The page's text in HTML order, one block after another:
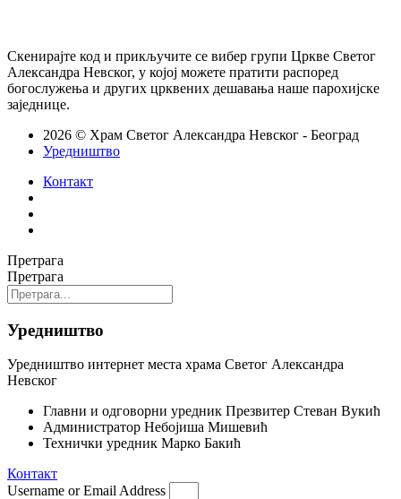
Скенирајте код и прикључите се вибер групи Цркве Светог
Александра Невског, у којој можете пратити распоред
богослужења и других црквених дешавања наше парохијске
заједнице.
2026 © Храм Светог Александра Невског - Београд
Уредништво
Контакт
Претрага
Претрага
Уредништво
Уредништво интернет места храма Светог Александра
Невског
Главни и одговорни уредник Презвитер Стеван Вукић
Администратор Небојиша Мишевић
Технички уредник Марко Бакић
Контакт
Username or Email Address